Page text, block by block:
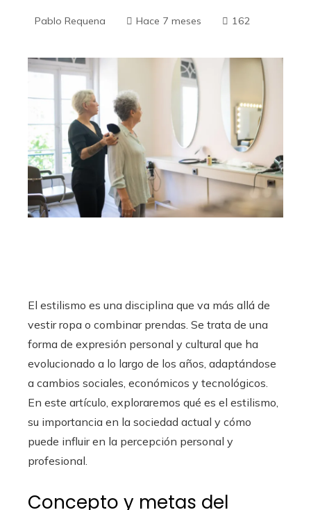
Pablo Requena Hace 7 meses 162
El estilismo es una disciplina que va más allá de
vestir ropa o combinar prendas. Se trata de una
forma de expresión personal y cultural que ha
evolucionado a lo largo de los años, adaptándose
a cambios sociales, económicos y tecnológicos.
En este artículo, exploraremos qué es el estilismo,
su importancia en la sociedad actual y cómo
puede influir en la percepción personal y
profesional.
Concepto y metas del